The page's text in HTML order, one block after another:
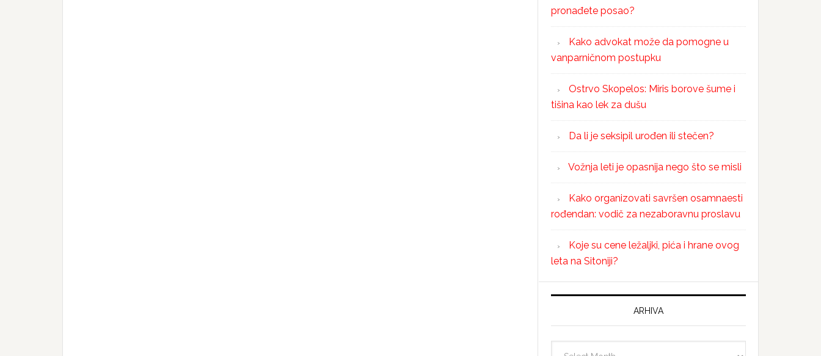
pronađete posao?
Kako advokat može da pomogne u
vanparničnom postupku
Ostrvo Skopelos: Miris borove šume i
tišina kao lek za dušu
Da li je seksipil urođen ili stečen?
Vožnja leti je opasnija nego što se misli
Kako organizovati savršen osamnaesti
rođendan: vodič za nezaboravnu proslavu
Koje su cene ležaljki, pića i hrane ovog
leta na Sitoniji?
ARHIVA